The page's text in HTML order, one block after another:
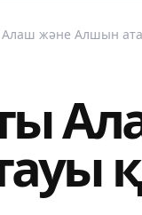
және Алшын